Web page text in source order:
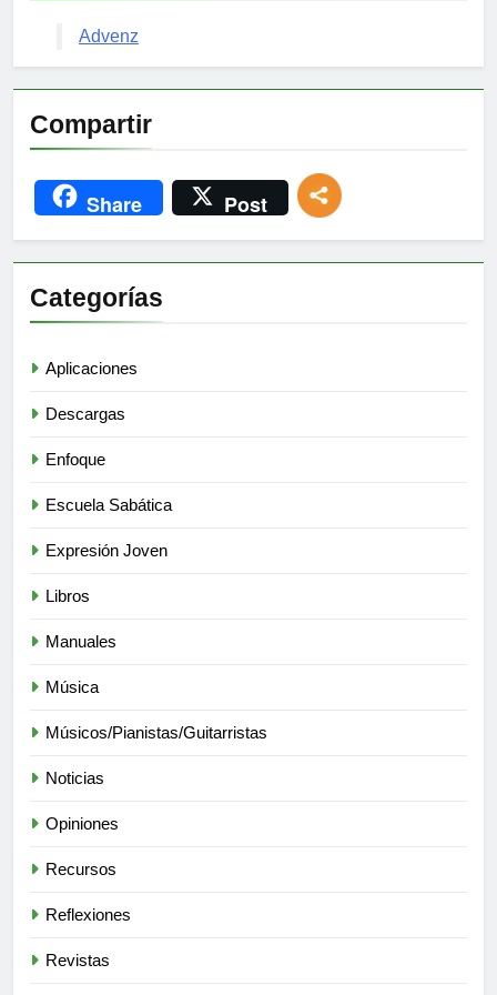
Advenz
Compartir
Share Post
Categorías
Aplicaciones
Descargas
Enfoque
Escuela Sabática
Expresión Joven
Libros
Manuales
Música
Músicos/Pianistas/Guitarristas
Noticias
Opiniones
Recursos
Reflexiones
Revistas